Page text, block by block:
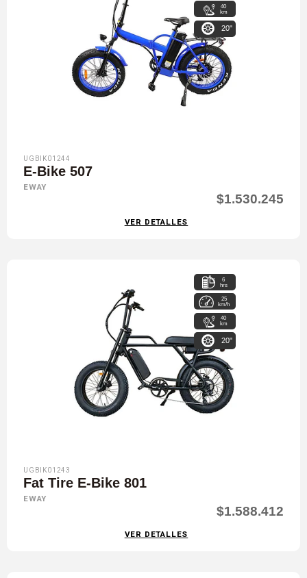
40
km
20"
UGBIK01244
E-Bike 507
EWAY
$1.530.245
VER DETALLES
6
hrs
25
km/h
40
km
20"
UGBIK01243
Fat Tire E-Bike 801
EWAY
$1.588.412
VER DETALLES